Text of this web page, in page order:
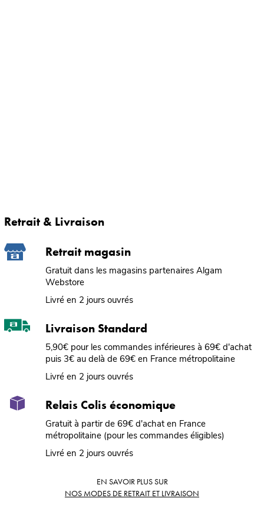
Retrait & Livraison
Retrait magasin
Gratuit dans les magasins partenaires Algam
Webstore
Livré en 2 jours ouvrés
Livraison Standard
5,90€ pour les commandes inférieures à 69€ d'achat
puis 3€ au delà de 69€ en France métropolitaine
Livré en 2 jours ouvrés
Relais Colis économique
Gratuit à partir de 69€ d'achat en France
métropolitaine (pour les commandes éligibles)
Livré en 2 jours ouvrés
EN SAVOIR PLUS SUR
NOS MODES DE RETRAIT ET LIVRAISON